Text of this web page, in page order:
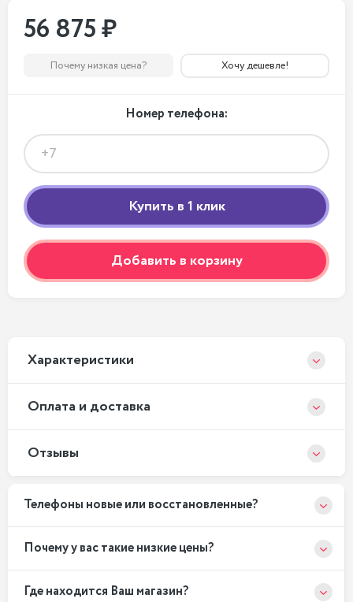
56 875 ₽
Почему низкая цена? Хочу дешевле!
Номер телефона:
Добавить в корзину
Xарактеристики
Оплата и доставка
Отзывы
Телефоны новые или восстановленные?
Почему у вас такие низкие цены?
Где находится Ваш магазин?